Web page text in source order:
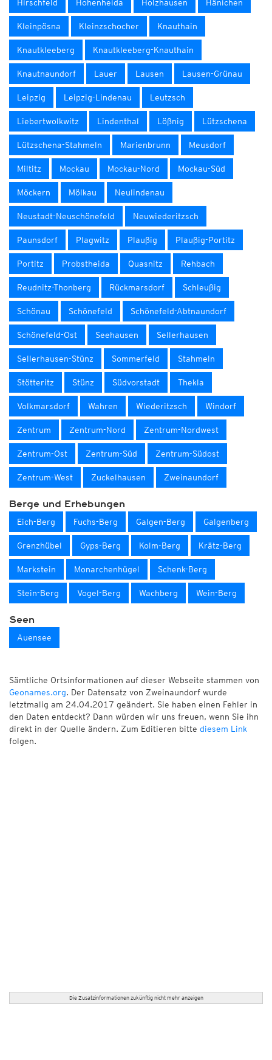
Hirschfeld Hohenheida Holzhausen Hänichen
Kleinpösna Kleinzschocher Knauthain
Knautkleeberg Knautkleeberg-Knauthain
Knautnaundorf Lauer Lausen Lausen-Grünau
Leipzig Leipzig-Lindenau Leutzsch
Liebertwolkwitz Lindenthal Lößnig Lützschena
Lützschena-Stahmeln Marienbrunn Meusdorf
Miltitz Mockau Mockau-Nord Mockau-Süd
Möckern Mölkau Neulindenau
Neustadt-Neuschönefeld Neuwiederitzsch
Paunsdorf Plagwitz Plaußig Plaußig-Portitz
Portitz Probstheida Quasnitz Rehbach
Reudnitz-Thonberg Rückmarsdorf Schleußig
Schönau Schönefeld Schönefeld-Abtnaundorf
Schönefeld-Ost Seehausen Sellerhausen
Sellerhausen-Stünz Sommerfeld Stahmeln
Stötteritz Stünz Südvorstadt Thekla
Volkmarsdorf Wahren Wiederitzsch Windorf
Zentrum Zentrum-Nord Zentrum-Nordwest
Zentrum-Ost Zentrum-Süd Zentrum-Südost
Zentrum-West Zuckelhausen Zweinaundorf
Berge und Erhebungen
Eich-Berg Fuchs-Berg Galgen-Berg Galgenberg
Grenzhübel Gyps-Berg Kolm-Berg Krätz-Berg
Markstein Monarchenhügel Schenk-Berg
Stein-Berg Vogel-Berg Wachberg Wein-Berg
Seen
Auensee
Sämtliche Ortsinformationen auf dieser Webseite stammen von
Geonames.org. Der Datensatz von Zweinaundorf wurde
letztmalig am 24.04.2017 geändert. Sie haben einen Fehler in
den Daten entdeckt? Dann würden wir uns freuen, wenn Sie ihn
direkt in der Quelle ändern. Zum Editieren bitte diesem Link
folgen.
Die Zusatzinformationen zukünftig nicht mehr anzeigen